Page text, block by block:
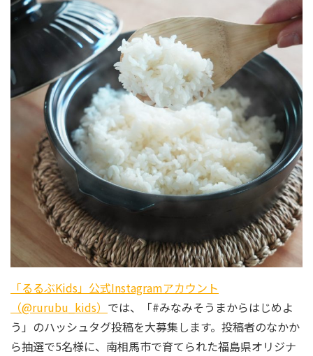
「るるぶKids」公式Instagramアカウント
（@rurubu_kids） では、「#みなみそうまからはじめよ
う」のハッシュタグ投稿を大募集します。投稿者のなかか
ら抽選で5名様に、南相馬市で育てられた福島県オリジナ